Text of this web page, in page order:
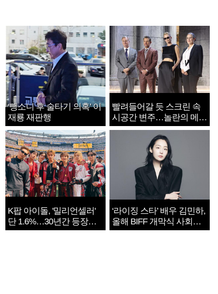
‘뺑소니 후 술타기 의혹’ 이
재룡 재판행
빨려들어갈 듯 스크린 속
시공간 변주…놀란의 메시
지는 ‘전쟁 속죄’
K팝 아이돌, '밀리언셀러'
단 1.6%…30년간 등장
1182개팀 전수조사
‘라이징 스타’ 배우 김민하,
올해 BIFF 개막식 사회자
확정